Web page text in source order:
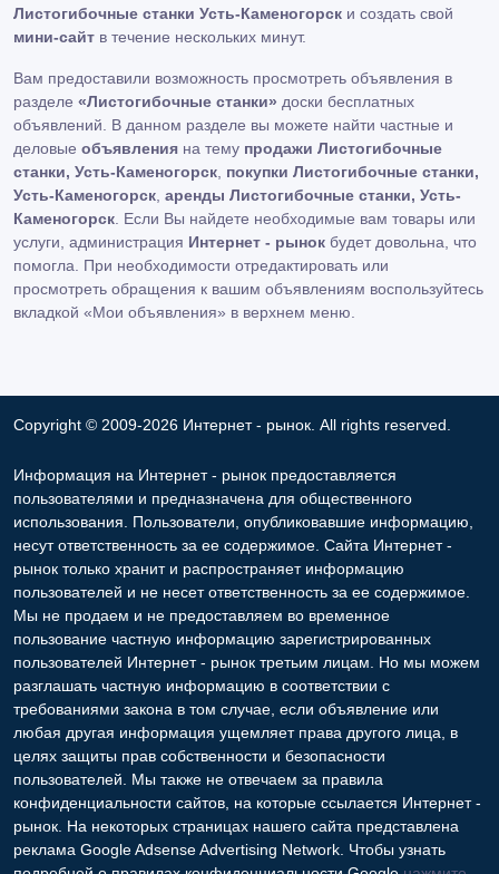
Листогибочные станки Усть-Каменогорск и создать свой
мини-сайт в течение нескольких минут.
Вам предоставили возможность просмотреть объявления в
разделе «Листогибочные станки» доски бесплатных
объявлений. В данном разделе вы можете найти частные и
деловые объявления на тему продажи Листогибочные
станки, Усть-Каменогорск покупки Листогибочные станки,
Усть-Каменогорск аренды Листогибочные станки, Усть-
Каменогорск . Если Вы найдете необходимые вам товары или
услуги, администрация Интернет - рынок будет довольна, что
помогла. При необходимости отредактировать или
просмотреть обращения к вашим объявлениям воспользуйтесь
вкладкой «Мои объявления» в верхнем меню.
Copyright © 2009-2026 Интернет - рынок. All rights reserved.
Информация на Интернет - рынок предоставляется
пользователями и предназначена для общественного
использования. Пользователи, опубликовавшие информацию,
несут ответственность за ее содержимое. Сайта Интернет -
рынок только хранит и распространяет информацию
пользователей и не несет ответственность за ее содержимое.
Мы не продаем и не предоставляем во временное
пользование частную информацию зарегистрированных
пользователей Интернет - рынок третьим лицам. Но мы можем
разглашать частную информацию в соответствии с
требованиями закона в том случае, если объявление или
любая другая информация ущемляет права другого лица, в
целях защиты прав собственности и безопасности
пользователей. Мы также не отвечаем за правила
конфиденциальности сайтов, на которые ссылается Интернет -
рынок. На некоторых страницах нашего сайта представлена
реклама Google Adsense Advertising Network. Чтобы узнать